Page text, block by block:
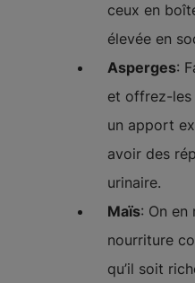
ceux en
élevée en
Asperges:
et offrez-les
un apport
avoir des
urinaire.
Maïs: On en
nourriture
qu’il soit